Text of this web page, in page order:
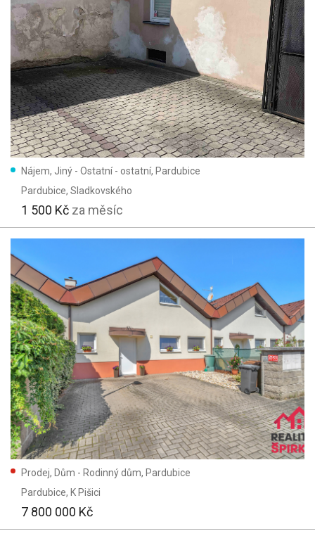
Nájem, Jiný - Ostatní - ostatní, Pardubice
Pardubice, Sladkovského
1 500 Kč za měsíc
Prodej, Dům - Rodinný dům, Pardubice
Pardubice, K Pišici
7 800 000 Kč